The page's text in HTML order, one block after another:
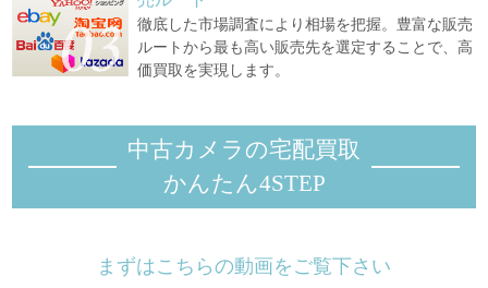
徹底した市場調査により相場を把握。豊富な販売
ルートから最も高い販売先を選定することで、高
価買取を実現します。
中古カメラの宅配買取
かんたん4STEP
まずはこちらの動画をご覧下さい